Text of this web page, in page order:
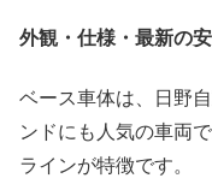
外観・仕様・最新の
ベース車体は、日野
ンドにも人気の車両
ラインが特徴です。